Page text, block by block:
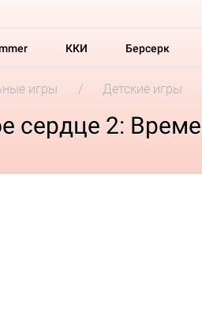
ККИ Берсерк
игры Детские игры
сердце 2: